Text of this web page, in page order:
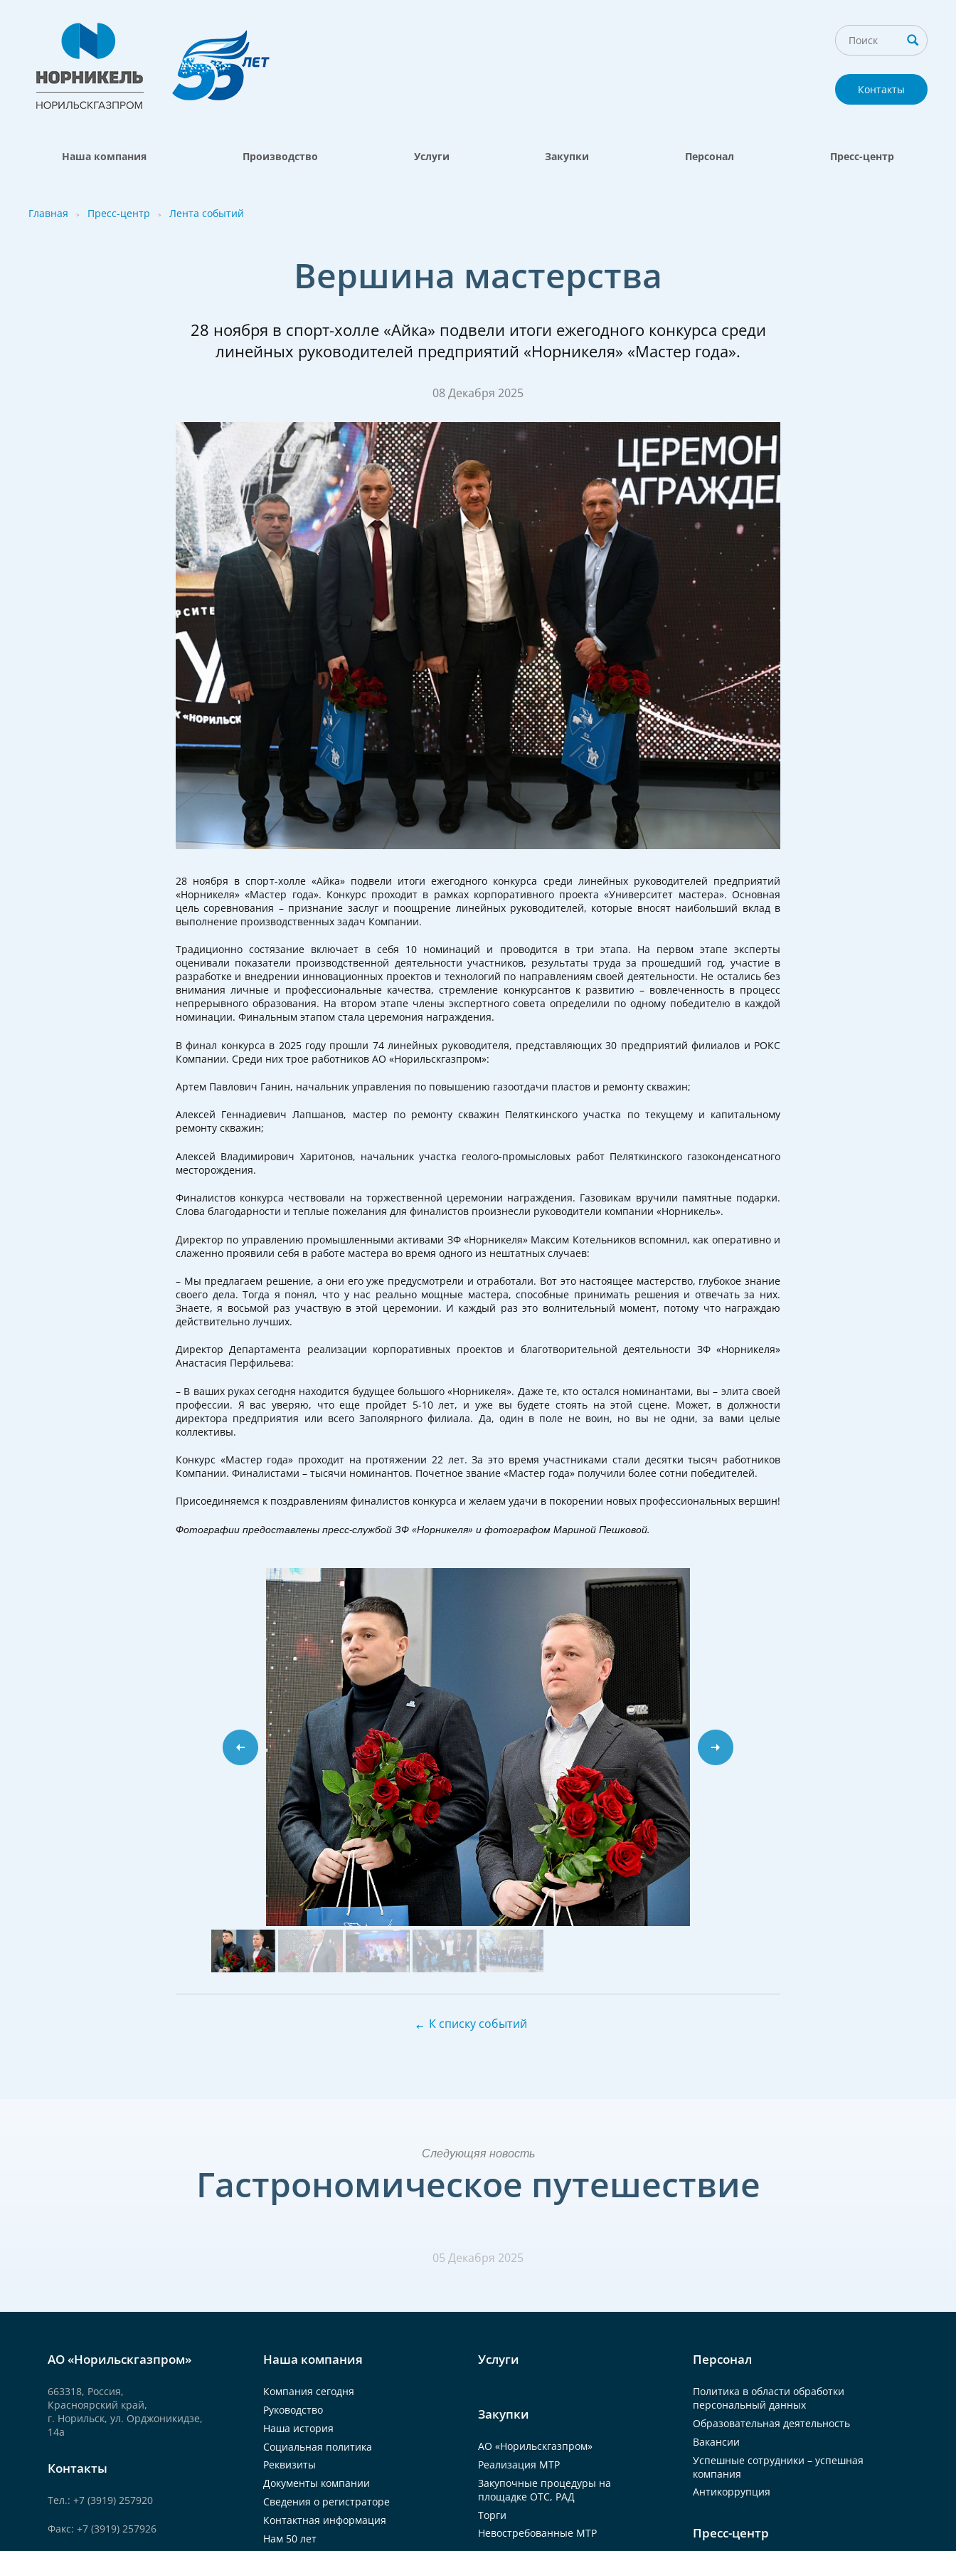
Контакты
Наша компания Производство Услуги Закупки Персонал Пресс-центр
Главная > Пресс-центр > Лента событий
Вершина мастерства
28 ноября в спорт-холле «Айка» подвели итоги ежегодного конкурса среди
линейных руководителей предприятий «Норникеля» «Мастер года».
08 Декабря 2025
28 ноября в спорт-холле «Айка» подвели итоги ежегодного конкурса среди линейных руководителей предприятий
«Норникеля» «Мастер года». Конкурс проходит в рамках корпоративного проекта «Университет мастера». Основная
цель соревнования – признание заслуг и поощрение линейных руководителей, которые вносят наибольший вклад в
выполнение производственных задач Компании.
Традиционно состязание включает в себя 10 номинаций и проводится в три этапа. На первом этапе эксперты
оценивали показатели производственной деятельности участников, результаты труда за прошедший год, участие в
разработке и внедрении инновационных проектов и технологий по направлениям своей деятельности. Не остались без
внимания личные и профессиональные качества, стремление конкурсантов к развитию – вовлеченность в процесс
непрерывного образования. На втором этапе члены экспертного совета определили по одному победителю в каждой
номинации. Финальным этапом стала церемония награждения.
В финал конкурса в 2025 году прошли 74 линейных руководителя, представляющих 30 предприятий филиалов и РОКС
Компании. Среди них трое работников АО «Норильскгазпром»:
Артем Павлович Ганин, начальник управления по повышению газоотдачи пластов и ремонту скважин;
Алексей Геннадиевич Лапшанов, мастер по ремонту скважин Пеляткинского участка по текущему и капитальному
ремонту скважин;
Алексей Владимирович Харитонов, начальник участка геолого-промысловых работ Пеляткинского газоконденсатного
месторождения.
Финалистов конкурса чествовали на торжественной церемонии награждения. Газовикам вручили памятные подарки.
Слова благодарности и теплые пожелания для финалистов произнесли руководители компании «Норникель».
Директор по управлению промышленными активами ЗФ «Норникеля» Максим Котельников вспомнил, как оперативно и
слаженно проявили себя в работе мастера во время одного из нештатных случаев:
– Мы предлагаем решение, а они его уже предусмотрели и отработали. Вот это настоящее мастерство, глубокое знание
своего дела. Тогда я понял, что у нас реально мощные мастера, способные принимать решения и отвечать за них.
Знаете, я восьмой раз участвую в этой церемонии. И каждый раз это волнительный момент, потому что награждаю
действительно лучших.
Директор Департамента реализации корпоративных проектов и благотворительной деятельности ЗФ «Норникеля»
Анастасия Перфильева:
– В ваших руках сегодня находится будущее большого «Норникеля». Даже те, кто остался номинантами, вы – элита своей
профессии. Я вас уверяю, что еще пройдет 5-10 лет, и уже вы будете стоять на этой сцене. Может, в должности
директора предприятия или всего Заполярного филиала. Да, один в поле не воин, но вы не одни, за вами целые
коллективы.
Конкурс «Мастер года» проходит на протяжении 22 лет. За это время участниками стали десятки тысяч работников
Компании. Финалистами – тысячи номинантов. Почетное звание «Мастер года» получили более сотни победителей.
Присоединяемся к поздравлениям финалистов конкурса и желаем удачи в покорении новых профессиональных вершин!
Фотографии предоставлены пресс-службой ЗФ «Норникеля» и фотографом Мариной Пешковой.
← К списку событий
Следующяя новость
Гастрономическое путешествие
05 Декабря 2025
АО «Норильскгазпром»
663318, Россия,
Красноярский край,
г. Норильск, ул. Орджоникидзе,
14а
Контакты
Тел.: +7 (3919) 257920
Факс: +7 (3919) 257926
Наша компания
Компания сегодня
Руководство
Наша история
Социальная политика
Реквизиты
Документы компании
Сведения о регистраторе
Контактная информация
Нам 50 лет
Услуги
Закупки
АО «Норильскгазпром»
Реализация МТР
Закупочные процедуры на
площадке ОТС, РАД
Торги
Невостребованные МТР
Персонал
Политика в области обработки
персональный данных
Образовательная деятельность
Вакансии
Успешные сотрудники – успешная
компания
Антикоррупция
Пресс-центр